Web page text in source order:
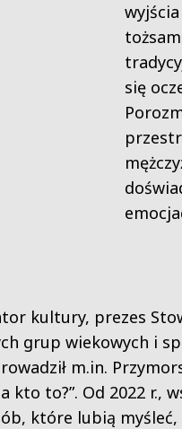
się
kultury, prezes
grup wiekowych i
m.in.
to?”. Od 2022 r.,
które lubią